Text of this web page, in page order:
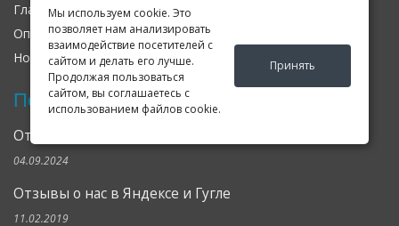
Мы используем cookie. Это
позволяет нам анализировать
взаимодействие посетителей с
сайтом и делать его лучше.
Продолжая пользоваться
сайтом, вы соглашаетесь с
использованием файлов cookie.
Принять
Главная О нас
Оплата
Доставка
Новости
Оферта Соглашение
Последние новости
Открылся клубный сервис Geely в Петербурге
04.09.2024
Отзывы о нас в Яндексе и Гугле
11.02.2019